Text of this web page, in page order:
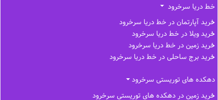
خط دریا سرخرود
خرید آپارتمان در خط دریا سرخرود
خرید ویلا در خط دریا سرخرود
خرید زمین در خط دریا سرخرود
خرید برج ساحلی در خط‌ دریا سرخرود
دهکده های توریستی سرخرود
خرید زمین در دهکده های توریستی سرخرود